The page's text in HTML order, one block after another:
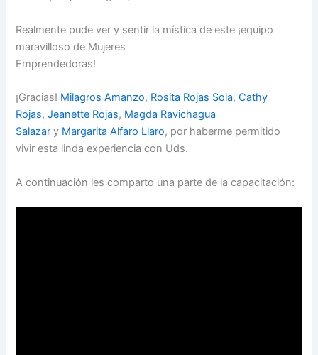
Realmente pude ver y sentir la mística de este ¡equipo
maravilloso de Mujeres
Emprendedoras!
¡Gracias! Milagros Amanzo, Rosita Rojas Sola,Cathy
Rojas,Jeanette Rojas, Magda Ravichagua
Salazar y Margarita Alfaro Llaro, por haberme permitido
vivir esta linda experiencia con Uds.
A continuación les comparto una parte de la capacitación: